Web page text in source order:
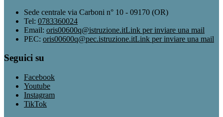
Sede centrale via Carboni n° 10 - 09170 (OR)
Tel: 0783360024
Email: oris00600q@istruzione.itLink per inviare una mail
PEC: oris00600q@pec.istruzione.itLink per inviare una mail
Seguici su
Facebook
Youtube
Instagram
TikTok